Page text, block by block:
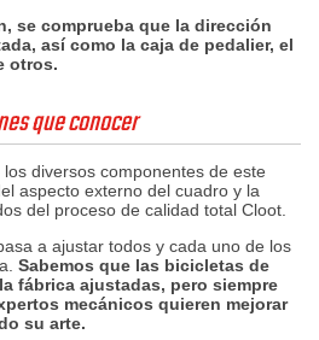
se comprueba que la dirección
así como la caja de pedalier, el
otros.
que conocer
diversos componentes de este
aspecto externo del cuadro y la
del proceso de calidad total Cloot.
a ajustar todos y cada uno de los
Sabemos que las bicicletas de
fábrica ajustadas, pero siempre
mecánicos quieren mejorar
su arte.